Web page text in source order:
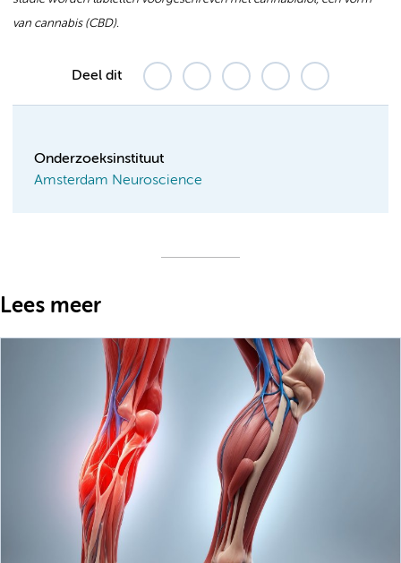
van cannabis (CBD).
Deel dit
Onderzoeksinstituut
Amsterdam Neuroscience
Lees meer